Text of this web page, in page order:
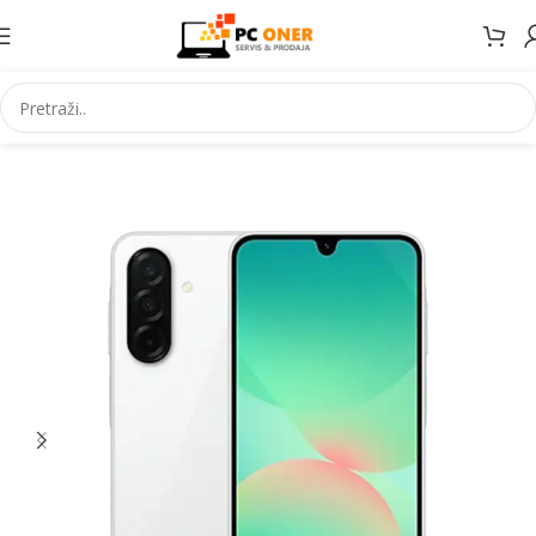
Početna Elektronika Mobiteli Mobilni telefoni